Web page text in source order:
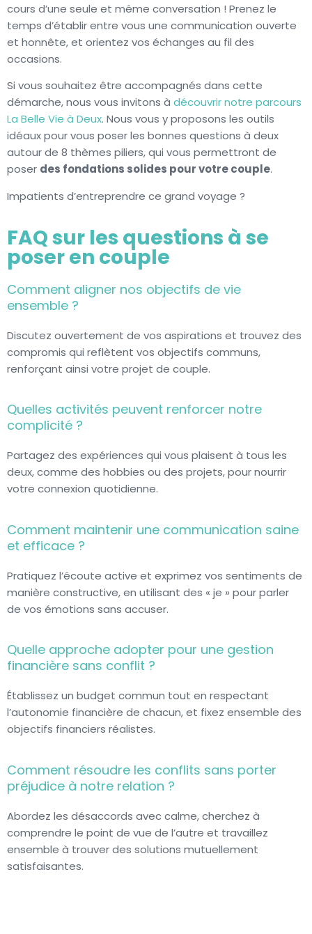
cours d’une seule et même conversation ! Prenez le
temps d’établir entre vous une communication ouverte
et honnête, et orientez vos échanges au fil des
occasions.
Si vous souhaitez être accompagnés dans cette
démarche, nous vous invitons à découvrir notre parcours
La Belle Vie à Deux. Nous vous y proposons les outils
idéaux pour vous poser les bonnes questions à deux
autour de 8 thèmes piliers, qui vous permettront de
poser des fondations solides pour votre couple.
Impatients d’entreprendre ce grand voyage ?
FAQ sur les questions à se
poser en couple
Comment aligner nos objectifs de vie
ensemble ?
Discutez ouvertement de vos aspirations et trouvez des
compromis qui reflètent vos objectifs communs,
renforçant ainsi votre projet de couple.
Quelles activités peuvent renforcer notre
complicité ?
Partagez des expériences qui vous plaisent à tous les
deux, comme des hobbies ou des projets, pour nourrir
votre connexion quotidienne.
Comment maintenir une communication saine
et efficace ?
Pratiquez l’écoute active et exprimez vos sentiments de
manière constructive, en utilisant des « je » pour parler
de vos émotions sans accuser.
Quelle approche adopter pour une gestion
financière sans conflit ?
Établissez un budget commun tout en respectant
l’autonomie financière de chacun, et fixez ensemble des
objectifs financiers réalistes.
Comment résoudre les conflits sans porter
préjudice à notre relation ?
Abordez les désaccords avec calme, cherchez à
comprendre le point de vue de l’autre et travaillez
ensemble à trouver des solutions mutuellement
satisfaisantes.